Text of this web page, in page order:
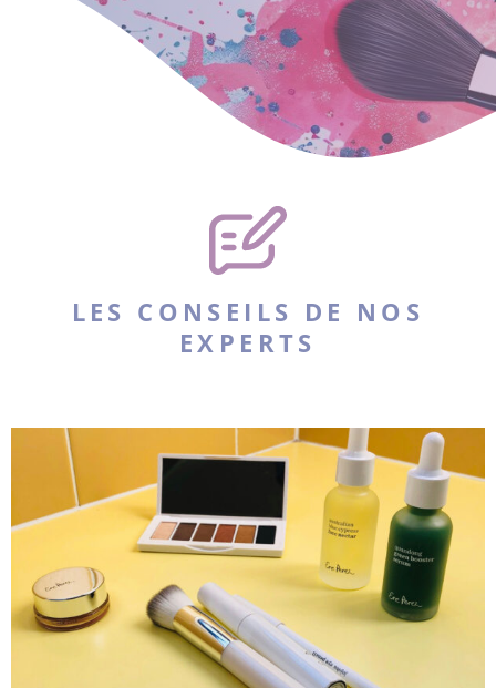
LES CONSEILS DE NOS
EXPERTS